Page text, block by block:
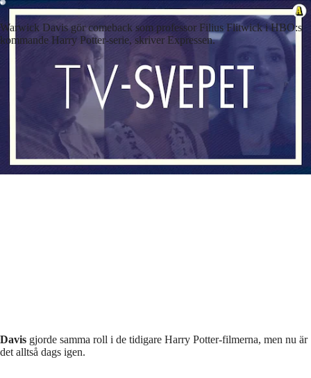
Warwick Davis gör comeback som professor Filius Flitwick i HBO:s
kommande Harry Potter-serie, skriver Expressen.
Davis gjorde samma roll i de tidigare Harry Potter-filmerna, men nu är
det alltså dags igen.